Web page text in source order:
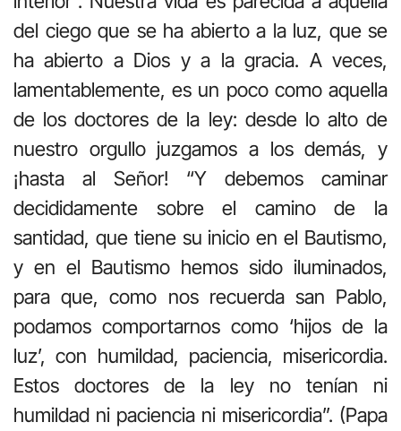
del ciego que se ha abierto a la luz, que se
ha abierto a Dios y a la gracia. A veces,
lamentablemente, es un poco como aquella
de los doctores de la ley: desde lo alto de
nuestro orgullo juzgamos a los demás, y
¡hasta al Señor! “Y debemos caminar
decididamente sobre el camino de la
santidad, que tiene su inicio en el Bautismo,
y en el Bautismo hemos sido iluminados,
para que, como nos recuerda san Pablo,
podamos comportarnos como ‘hijos de la
luz’, con humildad, paciencia, misericordia.
Estos doctores de la ley no tenían ni
humildad ni paciencia ni misericordia”. (Papa